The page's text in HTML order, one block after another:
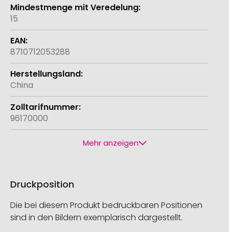
15
8710712053288
China
96170000
Mehr anzeigen
Druckposition
Die bei diesem Produkt bedruckbaren Positionen
sind in den Bildern exemplarisch dargestellt.